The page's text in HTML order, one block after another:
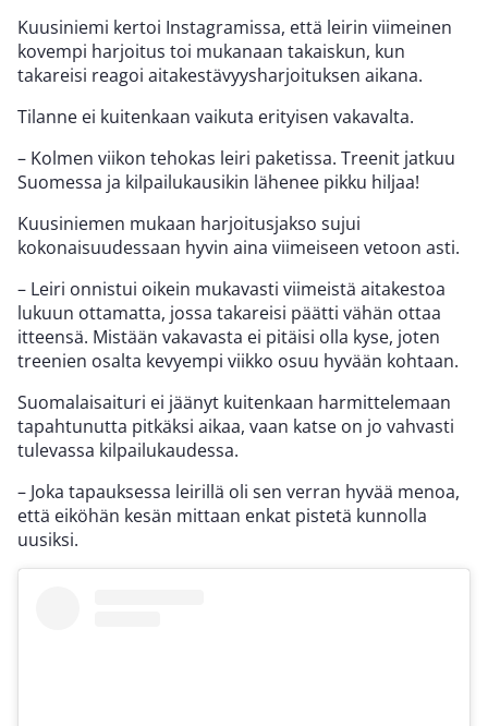
Kuusiniemi kertoi Instagramissa, että leirin viimeinen
kovempi harjoitus toi mukanaan takaiskun, kun
takareisi reagoi aitakestävyysharjoituksen aikana.
Tilanne ei kuitenkaan vaikuta erityisen vakavalta.
– Kolmen viikon tehokas leiri paketissa. Treenit jatkuu
Suomessa ja kilpailukausikin lähenee pikku hiljaa!
Kuusiniemen mukaan harjoitusjakso sujui
kokonaisuudessaan hyvin aina viimeiseen vetoon asti.
– Leiri onnistui oikein mukavasti viimeistä aitakestoa
lukuun ottamatta, jossa takareisi päätti vähän ottaa
itteensä. Mistään vakavasta ei pitäisi olla kyse, joten
treenien osalta kevyempi viikko osuu hyvään kohtaan.
Suomalaisaituri ei jäänyt kuitenkaan harmittelemaan
tapahtunutta pitkäksi aikaa, vaan katse on jo vahvasti
tulevassa kilpailukaudessa.
– Joka tapauksessa leirillä oli sen verran hyvää menoa,
että eiköhän kesän mittaan enkat pistetä kunnolla
uusiksi.